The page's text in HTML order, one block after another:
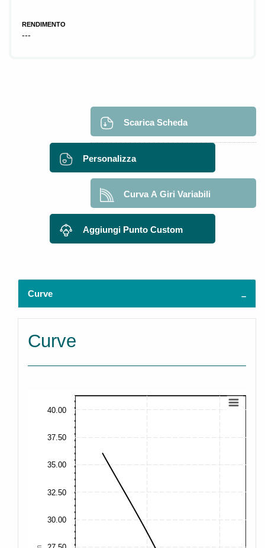
RENDIMENTO
---
Scarica Scheda
Personalizza
Curva A Giri Variabili
Aggiungi Punto Custom
Curve
Curve
30.00
32.50
35.00
37.50
40.00